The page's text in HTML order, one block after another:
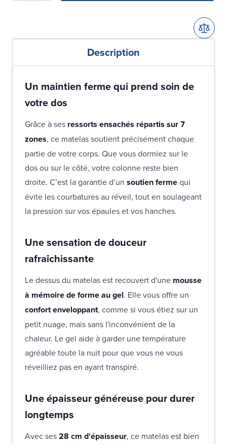
Description
Un maintien ferme qui prend soin de
votre dos
Grâce à ses ressorts ensachés répartis sur 7
zones, ce matelas soutient précisément chaque
partie de votre corps. Que vous dormiez sur le
dos ou sur le côté, votre colonne reste bien
droite. C’est la garantie d’un soutien fermequi
évite les courbatures au réveil, tout en soulageant
la pression sur vos épaules et vos hanches.
Une sensation de douceur
rafraîchissante
Le dessus du matelas est recouvert d'une mousse
à mémoire de forme au gel. Elle vous offre un
confort enveloppant, comme si vous étiez sur un
petit nuage, mais sans l'inconvénient de la
chaleur. Le gel aide à garder une température
agréable toute la nuit pour que vous ne vous
réveilliez pas en ayant transpiré.
Une épaisseur généreuse pour durer
longtemps
Avec ses28 cm d'épaisseur, ce matelas est bien